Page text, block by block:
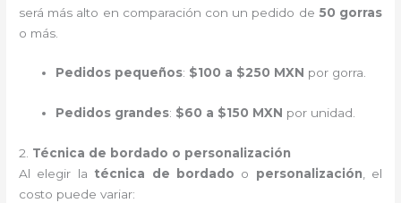
será más alto en comparación con un pedido de 50 gorras
o más.
Pedidos pequeños: $100 a $250 MXN por gorra.
Pedidos grandes: $60 a $150 MXN por unidad.
2. Técnica de bordado o personalización
Al elegir la técnica de bordado o personalización , el
costo puede variar: